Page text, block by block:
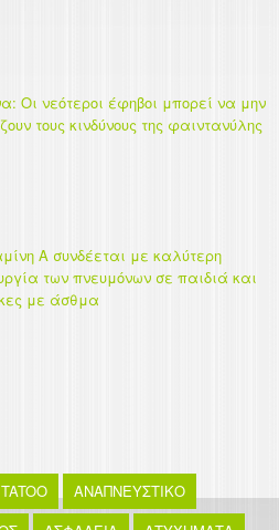
Οι νεότεροι έφηβοι μπορεί να μην
τους κινδύνους της φαιντανύλης
Α συνδέεται με καλύτερη
των πνευμόνων σε παιδιά και
με άσθμα
TATOO
ΑΝΑΠΝΕΥΣΤΙΚΟ